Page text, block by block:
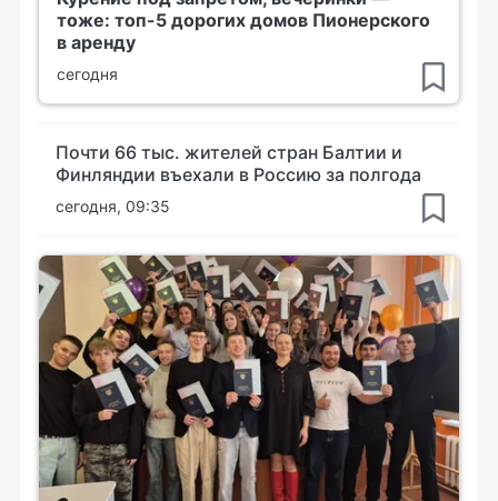
тоже: топ-5 дорогих домов Пионерского
в аренду
сегодня
Почти 66 тыс. жителей стран Балтии и
Финляндии въехали в Россию за полгода
сегодня, 09:35